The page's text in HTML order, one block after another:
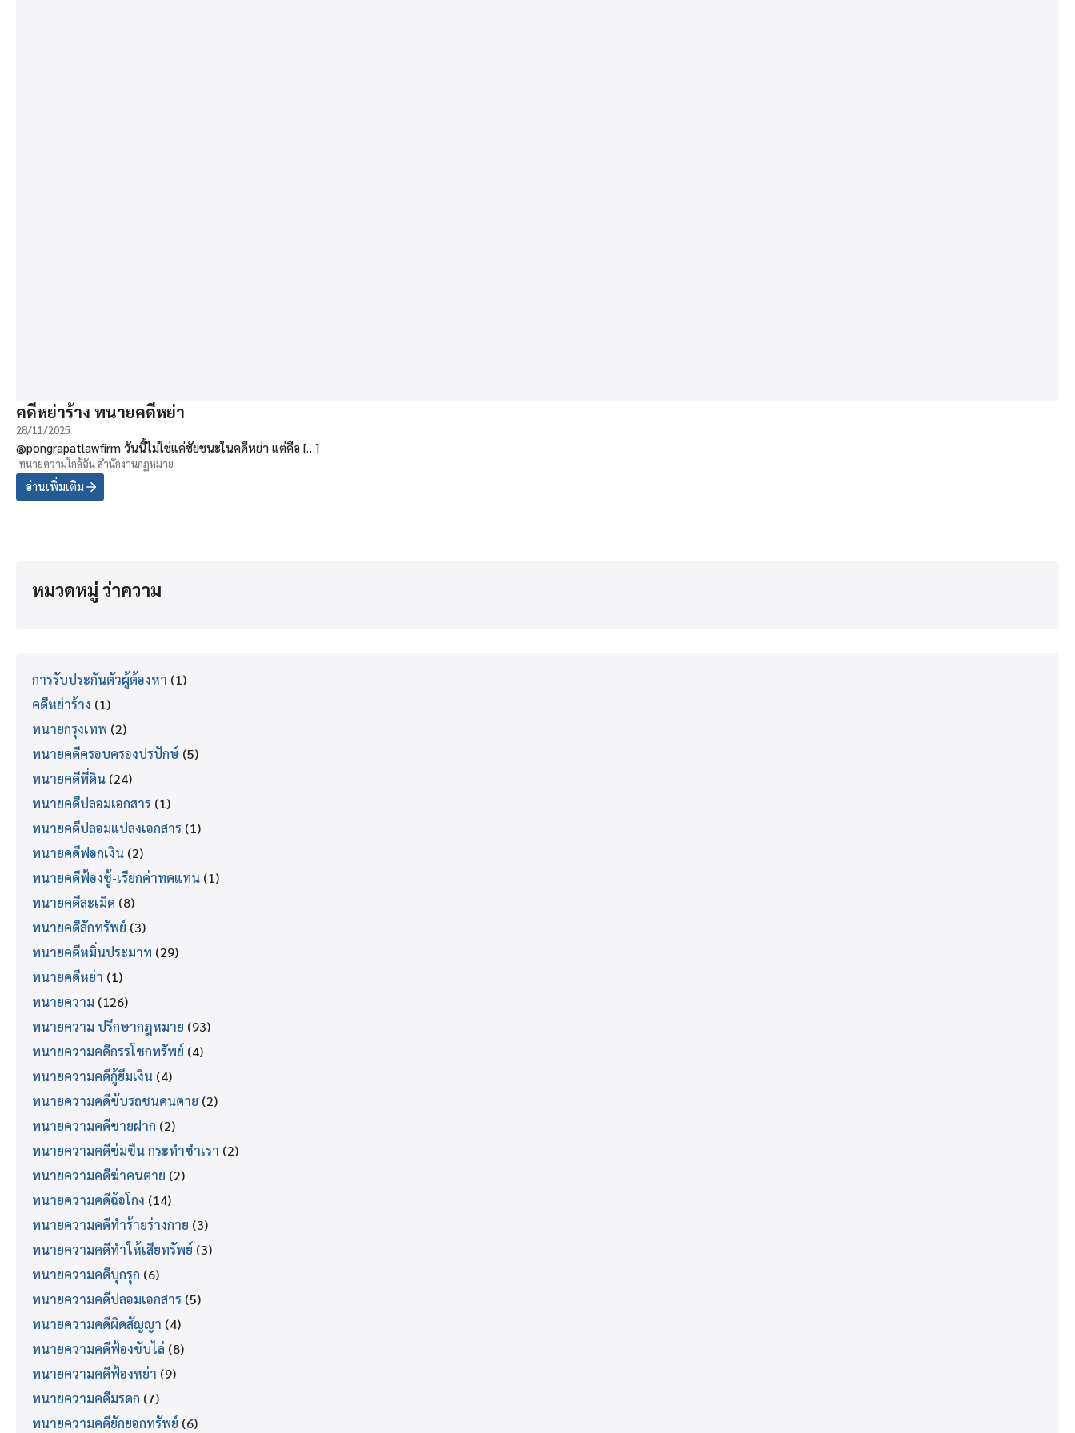
คดีหย่าร้าง ทนายคดีหย่า
28/11/2025
@pongrapatlawfirm วันนี้ไม่ใช่แค่ชัยชนะในคดีหย่า แต่คือ […]
ทนายความใกล้ฉัน สำนักงานกฏหมาย
อ่านเพิ่มเติม
หมวดหมู่ ว่าความ
การรับประกันตัวผู้ต้องหา (1)
คดีหย่าร้าง (1)
ทนายกรุงเทพ (2)
ทนายคดีครอบครองปรปักษ์ (5)
ทนายคดีที่ดิน (24)
ทนายคดีปลอมเอกสาร (1)
ทนายคดีปลอมแปลงเอกสาร (1)
ทนายคดีฟอกเงิน (2)
ทนายคดีฟ้องชู้-เรียกค่าทดแทน (1)
ทนายคดีละเมิด (8)
ทนายคดีลักทรัพย์ (3)
ทนายคดีหมิ่นประมาท (29)
ทนายคดีหย่า (1)
ทนายความ (126)
ทนายความ ปรึกษากฎหมาย (93)
ทนายความคดีกรรโชกทรัพย์ (4)
ทนายความคดีกู้ยืมเงิน (4)
ทนายความคดีขับรถชนคนตาย (2)
ทนายความคดีขายฝาก (2)
ทนายความคดีข่มขืน กระทำชำเรา (2)
ทนายความคดีฆ่าคนตาย (2)
ทนายความคดีฉ้อโกง (14)
ทนายความคดีทำร้ายร่างกาย (3)
ทนายความคดีทำให้เสียทรัพย์ (3)
ทนายความคดีบุกรุก (6)
ทนายความคดีปลอมเอกสาร (5)
ทนายความคดีผิดสัญญา (4)
ทนายความคดีฟ้องขับไล่ (8)
ทนายความคดีฟ้องหย่า (9)
ทนายความคดีมรดก (7)
ทนายความคดียักยอกทรัพย์ (6)